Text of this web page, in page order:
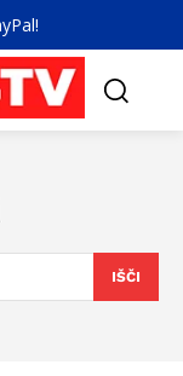
IŠČI